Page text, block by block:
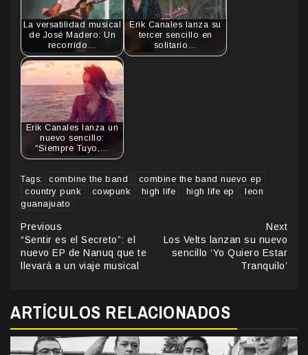
La versatilidad musical
de José Madero: Un
recorrido…
Erik Canales lanza su
tercer sencillo en
solitario…
Erik Canales lanza un
nuevo sencillo:
“Siempre Tuyo,…
Tags: combine the band
combine the band nuevo ep
country punk
cowpunk high life high life ep
leon
guanajuato
Continue
Reading
Previous
“Sentir es el Secreto”: el
nuevo EP de Nanuq que te
llevará a un viaje musical
Next
Los Velts lanzan su nuevo
sencillo ‘Yo Quiero Estar
Tranquilo’
ARTÍCULOS RELACIONADOS